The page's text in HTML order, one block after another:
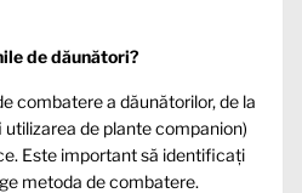
de dăunători?
combatere a dăunătorilor, de la
de plante companion)
Este important să identificați
metoda de combatere.